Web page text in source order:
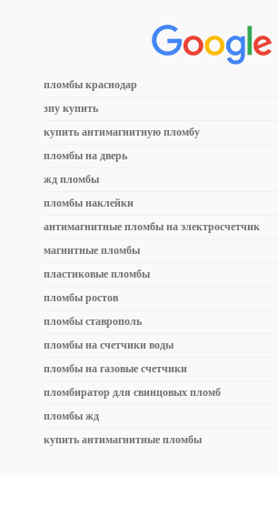
пломбы краснодар
зпу купить
купить антимагнитную пломбу
пломбы на дверь
жд пломбы
пломбы наклейки
антимагнитные пломбы на электросчетчик
магнитные пломбы
пластиковые пломбы
пломбы ростов
пломбы ставрополь
пломбы на счетчики воды
пломбы на газовые счетчики
пломбиратор для свинцовых пломб
пломбы жд
купить антимагнитные пломбы